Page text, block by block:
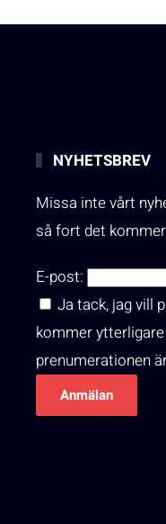
NYHETSBREV
Missa inte vårt
så fort det
E-post:
Ja tack, jag vill
kommer
prenumerationen